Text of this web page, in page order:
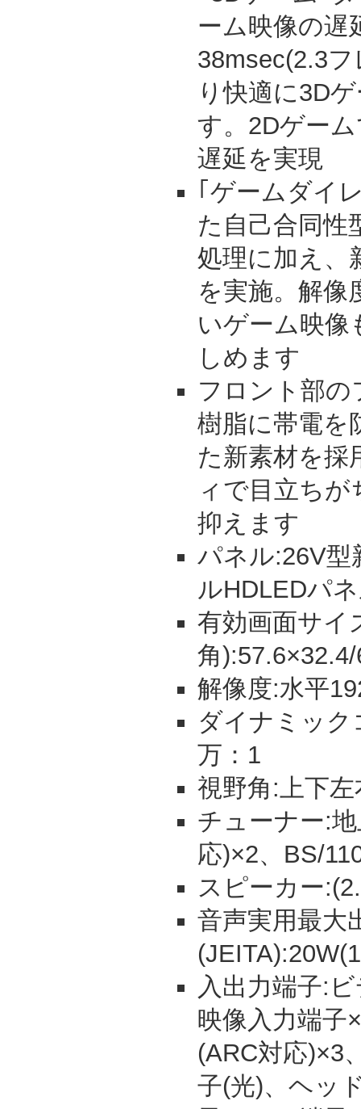
ーム映像の遅
38msec(2.3
り快適に3D
す。2Dゲー
遅延を実現
｢ゲームダイ
た自己合同性
処理に加え、
を実施。解像
いゲーム映像
しめます
フロント部の
樹脂に帯電を
た新素材を採
ィで目立ち
抑えます
パネル:26V型
ルHDLEDパ
有効画面サイ
角
解像度:水平
ダイナミッ
万：1
視野角:上下
チューナー:
応)×2、BS/
スピーカー
音声実用最大
入出力端子:
映像入力端子
(ARC対応)×3
子(光)、ヘッ